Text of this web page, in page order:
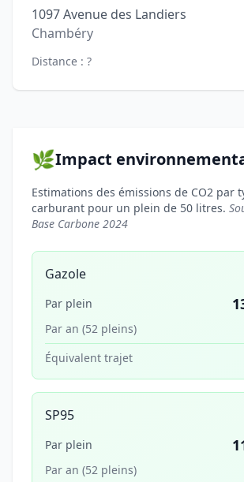
1097 Avenue des Landiers
Chambéry
Distance : ?
🌿Impact
Estimations des émissions de CO2 par
carburant pour un plein de 50 litres.
Base Carbone 2024
Gazole
Par plein
Par an (52 pleins)
Équivalent trajet
SP95
Par plein
Par an (52 pleins)